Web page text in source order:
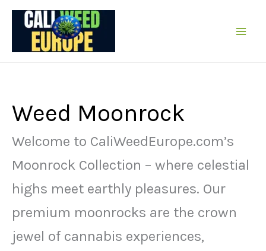
Перейти
вмісту
Weed Moonrock
Welcome to CaliWeedEurope.com’s
Moonrock Collection – where celestial
highs meet earthly pleasures. Our
premium moonrocks are the crown
jewel of cannabis experiences,